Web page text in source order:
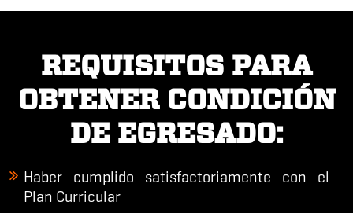
REQUISITOS PARA
OBTENER CONDICIÓN
DE EGRESADO:
Haber cumplido satisfactoriamente con el
Plan Curricular